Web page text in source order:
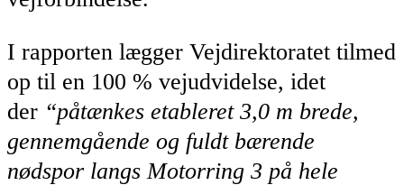
I rapporten lægger Vejdirektoratet tilmed
op til en 100 % vejudvidelse, idet
der “påtænkes etableret 3,0 m brede,
gennemgående og fuldt bærende
nødspor langs Motorring 3 på hele